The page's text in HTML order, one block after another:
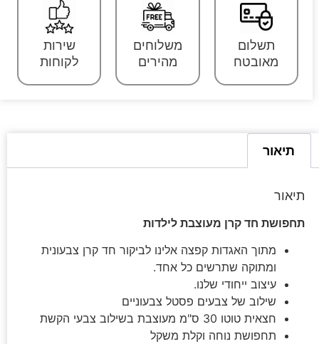
תשלום
מאובטח
משלוחים
מהירים
שירות
לקוחות
תיאור
תיאור
תחפושת חד קרן מעוצבת לילדות
מתוך האגדות קפצה אלינו לביקור חד קרן צבעונית
ומתוקה שתרשים כל אחד.
עיצוב ייחודי שלנו.
שילוב של צבעים פסטל צבעוניים
חצאית טוטו 30 ס"מ מעוצבת בשילוב צבעי הקשת
תחפושת נוחה וקלת משקל